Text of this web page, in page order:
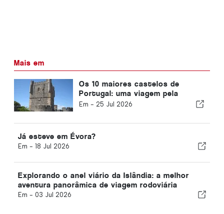
Mais em
Os 10 maiores castelos de
Portugal: uma viagem pela
história da nação
Em - 25 Jul 2026
Já esteve em Évora?
Em - 18 Jul 2026
Explorando o anel viário da Islândia: a melhor
aventura panorâmica de viagem rodoviária
Em - 03 Jul 2026